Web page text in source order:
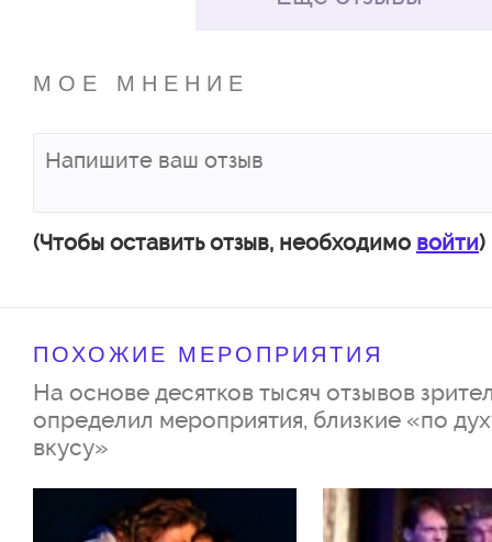
МОЕ МНЕНИЕ
(Чтобы оставить отзыв, необходимо войти)
ПОХОЖИЕ МЕРОПРИЯТИЯ
На основе десятков тысяч отзывов
определил мероприятия, близкие «по
вкусу»